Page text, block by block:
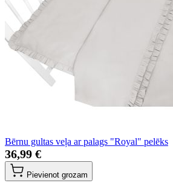
Bērnu gultas veļa ar palags "Royal" pelēks
36,99 €
Pievienot grozam